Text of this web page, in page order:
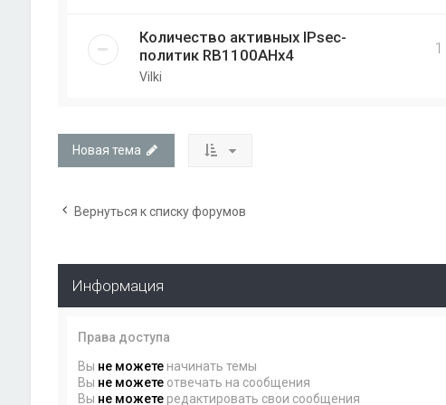
Количество активных IPsec-
политик RB1100AHx4
Vilki
1
Новая тема
Вернуться к списку форумов
Информация
Права доступа
Вы не можетеначинать темы
Вы не можетеотвечать на сообщения
Вы не можетередактировать свои сообщения